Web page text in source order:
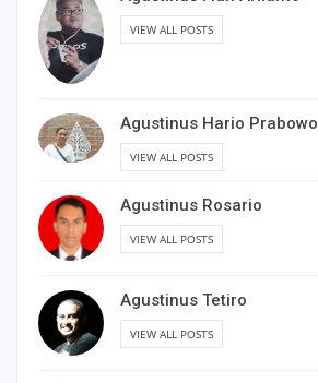
VIEW ALL POSTS
Agustinus Hario Prabowo
VIEW ALL POSTS
Agustinus Rosario
VIEW ALL POSTS
Agustinus Tetiro
VIEW ALL POSTS